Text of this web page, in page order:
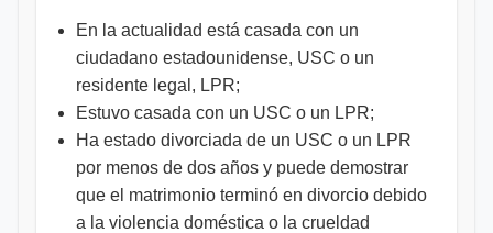
En la actualidad está casada con un
ciudadano estadounidense, USC o un
residente legal, LPR;
Estuvo casada con un USC o un LPR;
Ha estado divorciada de un USC o un LPR
por menos de dos años y puede demostrar
que el matrimonio terminó en divorcio debido
a la violencia doméstica o la crueldad